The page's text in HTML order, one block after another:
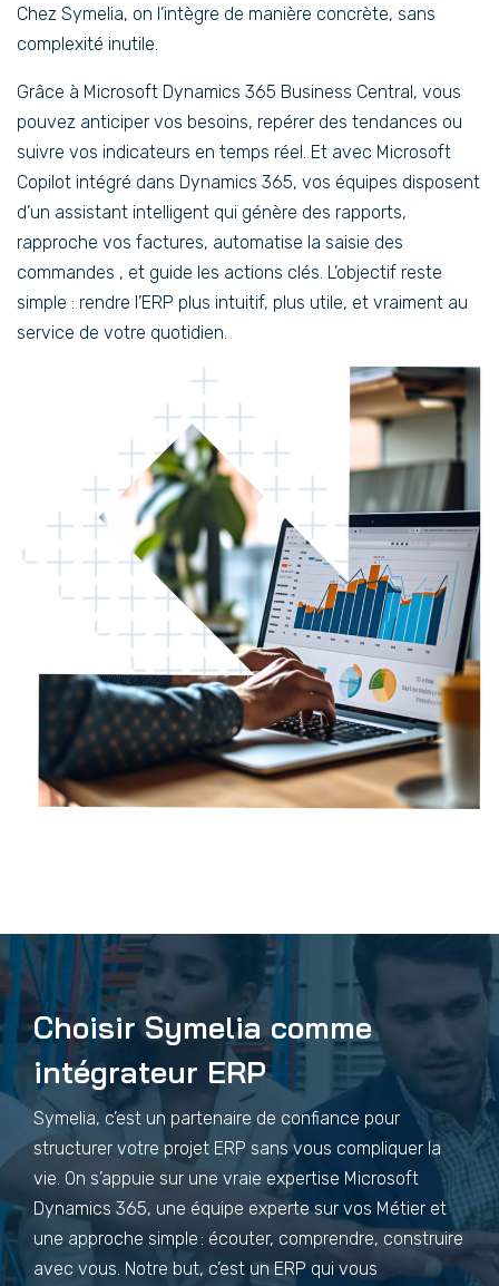
Chez Symelia, on l’intègre de manière concrète, sans
complexité inutile.
Grâce à Microsoft Dynamics 365 Business Central, vous
pouvez anticiper vos besoins, repérer des tendances ou
suivre vos indicateurs en temps réel. Et avec Microsoft
Copilot intégré dans Dynamics 365, vos équipes disposent
d’un assistant intelligent qui génère des rapports,
rapproche vos factures, automatise la saisie des
commandes , et guide les actions clés. L’objectif reste
simple : rendre l’ERP plus intuitif, plus utile, et vraiment au
service de votre quotidien.
Choisir Symelia comme
intégrateur ERP
Symelia, c’est un partenaire de confiance pour
structurer votre projet ERP sans vous compliquer la
vie. On s’appuie sur une vraie expertise Microsoft
Dynamics 365, une équipe experte sur vos Métier et
une approche simple : écouter, comprendre, construire
avec vous. Notre but, c’est un ERP qui vous